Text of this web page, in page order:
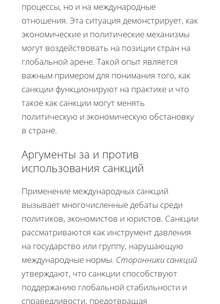
процессы, но и на международные
отношения. Эта ситуация демонстрирует, как
экономические и политические механизмы
могут воздействовать на позиции стран на
глобальной арене. Такой опыт является
важным примером для понимания того, как
санкции функционируют на практике и что
такое как санкции могут менять
политическую и экономическую обстановку
в стране.
Аргументы за и против
использования санкций
Применение международных санкций
вызывает многочисленные дебаты среди
политиков, экономистов и юристов. Санкции
рассматриваются как инструмент давления
на государство или группу, нарушающую
международные нормы. Сторонники санкций
утверждают, что санкции способствуют
поддержанию глобальной стабильности и
справедливости, предотвращая